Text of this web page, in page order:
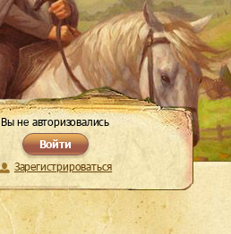
Вы не авторизовались
Войти
Зарегистрироваться